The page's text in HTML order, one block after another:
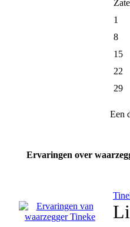
1
8
15
22
29
Een
Ervaringen over